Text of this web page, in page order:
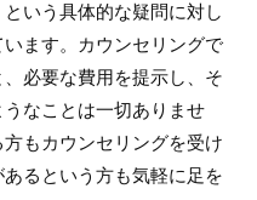
いう具体的な疑問に対し
ます。カウンセリングで
必要な費用を提示し、そ
なことは一切ありませ
もカウンセリングを受け
るという方も気軽に足を